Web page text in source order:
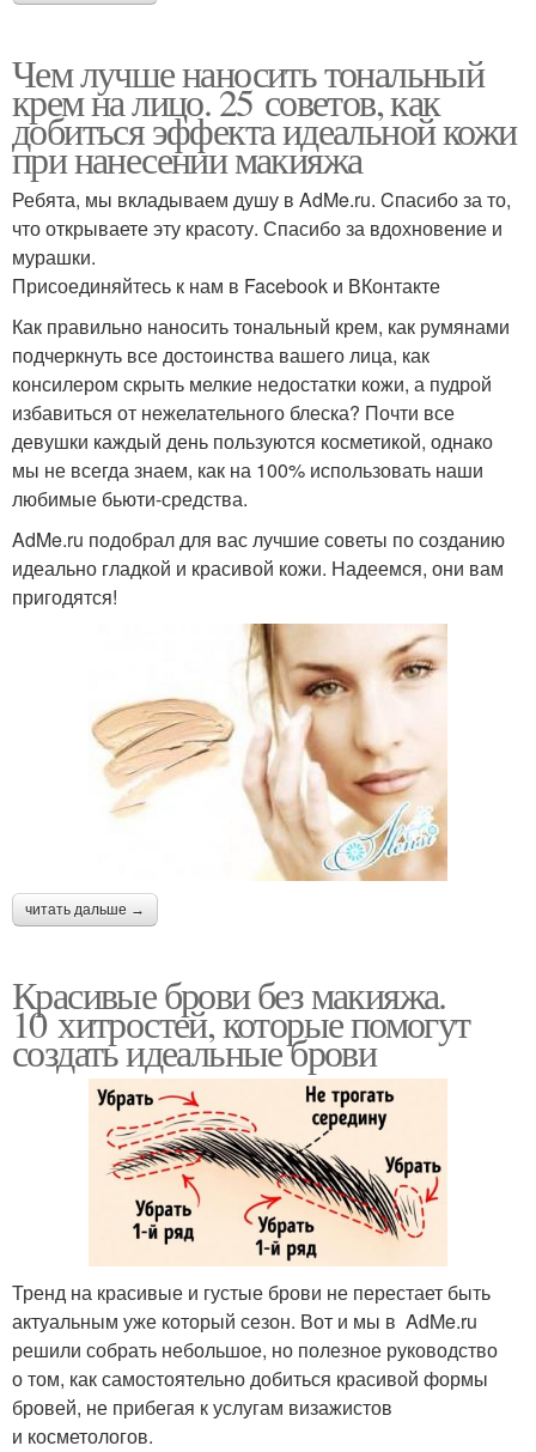
Чем лучше наносить тональный
крем на лицо. 25 советов, как
добиться эффекта идеальной кожи
при нанесении макияжа
Ребята, мы вкладываем душу в AdMe.ru. Cпасибо за то,
что открываете эту красоту. Спасибо за вдохновение и
мурашки.
Присоединяйтесь к нам в Facebook и ВКонтакте
Как правильно наносить тональный крем, как румянами
подчеркнуть все достоинства вашего лица, как
консилером скрыть мелкие недостатки кожи, а пудрой
избавиться от нежелательного блеска? Почти все
девушки каждый день пользуются косметикой, однако
мы не всегда знаем, как на 100% использовать наши
любимые бьюти-средства.
AdMe.ru подобрал для вас лучшие советы по созданию
идеально гладкой и красивой кожи. Надеемся, они вам
пригодятся!
читать дальше →
Красивые брови без макияжа.
10 хитростей, которые помогут
создать идеальные брови
Тренд на красивые и густые брови не перестает быть
актуальным уже который сезон. Вот и мы в AdMe.ru
решили собрать небольшое, но полезное руководство
о том, как самостоятельно добиться красивой формы
бровей, не прибегая к услугам визажистов
и косметологов.